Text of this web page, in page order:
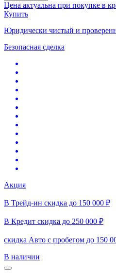
Цена актуальна при покупке в
Купить
Юридически чистый и
Безопасная сделка
Акция
В Трейд-ин скидка до 150 000 ₽
В Кредит скидка до 250 000 ₽
скидка Авто с пробегом до 150
В наличии